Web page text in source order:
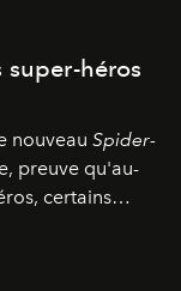
héros
nouveau Spider-
preuve qu'au-
certains
ferveur intacte.